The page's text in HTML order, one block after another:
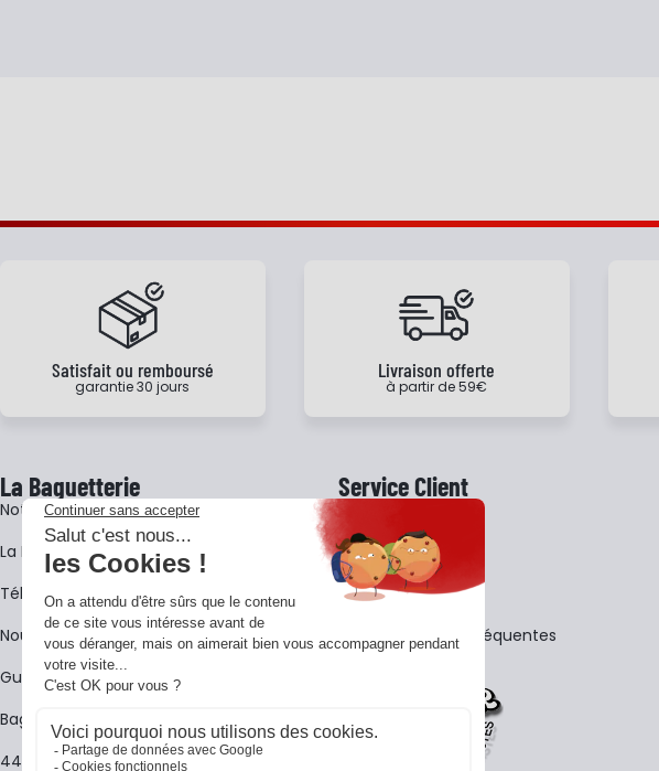
Satisfait ou remboursé
garantie 30 jours
Livraison offerte
à partir de 59€
La Baguetterie
Notre histoire
La BagShow
​Télécharger le catalogue
Nous contacter
Guides La Baguetterie
Baguetterie Shop Online
44 ans de rencontres
Service Client
Garantie 3 ans
CGV
FAQ - Questions Fréquentes